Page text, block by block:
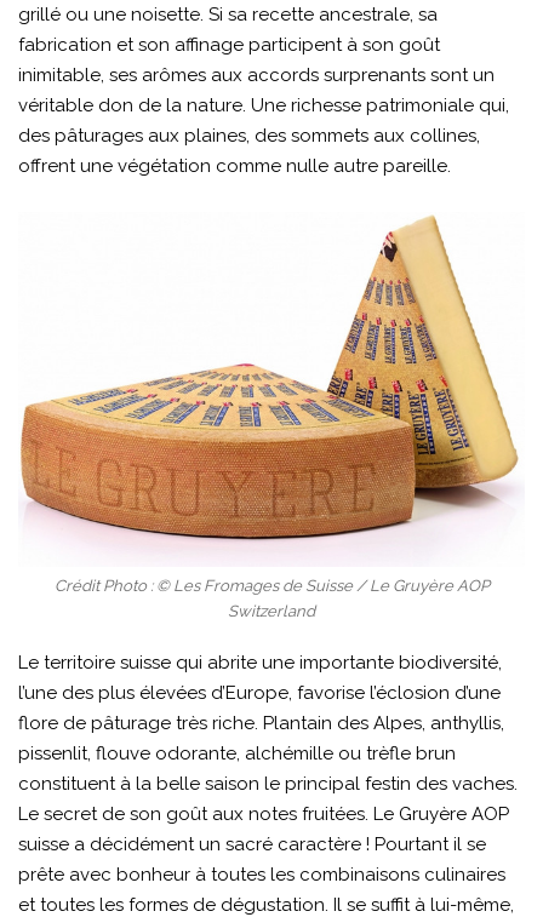
grillé ou une noisette. Si sa recette ancestrale, sa
fabrication et son affinage participent à son goût
inimitable, ses arômes aux accords surprenants sont un
véritable don de la nature. Une richesse patrimoniale qui,
des pâturages aux plaines, des sommets aux collines,
offrent une végétation comme nulle autre pareille.
Crédit Photo : © Les Fromages de Suisse / Le Gruyère AOP
Switzerland
Le territoire suisse qui abrite une importante biodiversité,
l’une des plus élevées d’Europe, favorise l’éclosion d’une
flore de pâturage très riche. Plantain des Alpes, anthyllis,
pissenlit, flouve odorante, alchémille ou trèfle brun
constituent à la belle saison le principal festin des vaches.
Le secret de son goût aux notes fruitées. Le Gruyère AOP
suisse a décidément un sacré caractère ! Pourtant il se
prête avec bonheur à toutes les combinaisons culinaires
et toutes les formes de dégustation. Il se suffit à lui-même,